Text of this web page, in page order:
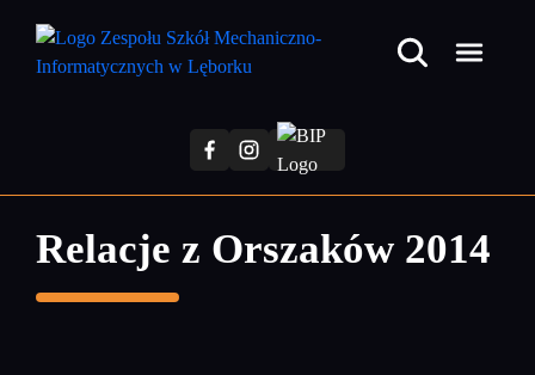
treści
Relacje z Orszaków 2014